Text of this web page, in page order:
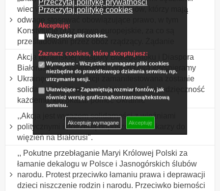
Przeczytaj politykę prywatności
Przeczytaj politykę cookies
Akceptuję:
Wszystkie pliki cookies.
Zaznacz cookies, które akceptujesz:
Wymagane - Wszystkie wymagane pliki cookies
niezbędne do prawidłowego działania serwisu, np.
utrzymanie sesji.
Ułatwiające - Zapamiętują rozmiar fontów, jak
również wersję graficzną/kontrastową/tekstową
serwisu.
Akceptuję wymagane Akceptuję
wiec wsparcia niezawisłych sędziów, którzy mają
odwagę stosować obowiązujące prawo, w tym
Konstytucję oraz prawo europejskie, za co są
prześladowani przez obóz rządzący. Żądanie
Akcja ukraińskiej diaspory Białegostoku i Diaspora
Białoruska w Białegostoku pod nazwą «Wspieramy
Ukrainę» Podczas akcji zamanifestowana zostanie
solidarność z Ukrainą, a także wyrażona wdzięczność
każdemu, kto okazał pomoc Ukrainie
,,Akcja jest wyrazem solidarności z więźniami
politycznymi i potrzebą dopuszczenia lekarzy do
więzień na Białorusi".
,, Pokutne przebłaganie Maryi Królowej Polski za
łamanie dekalogu w Polsce i Jasnogórskich ślubów
narodu. Protest przeciwko łamaniu prawa i deprawacji
dzieci niszczenie rodzin i narodu. Przeciwko bierności